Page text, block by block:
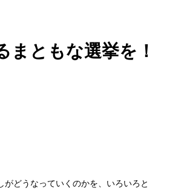
まともな選挙を！
どうなっていくのかを、いろいろと